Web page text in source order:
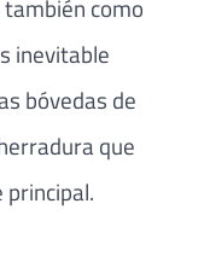
como
inevitable
bóvedas de
que